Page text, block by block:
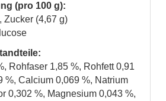
(pro 100 g):
Zucker (4,67 g)
Rohfaser 1,85 %, Rohfett 0,91
%, Calcium 0,069 %, Natrium
0,302 %, Magnesium 0,043 %,